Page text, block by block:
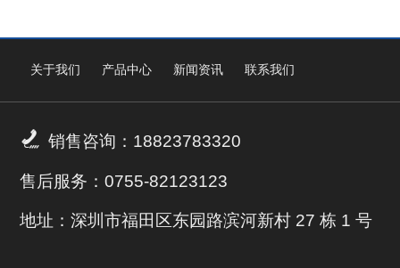
关于我们 产品中心 新闻资讯 联系我们
 销售咨询：18823783320
售后服务：0755-82123123
地址：深圳市福田区东园路滨河新村 27 栋 1 号